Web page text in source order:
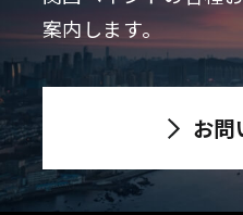
案内します。
お問